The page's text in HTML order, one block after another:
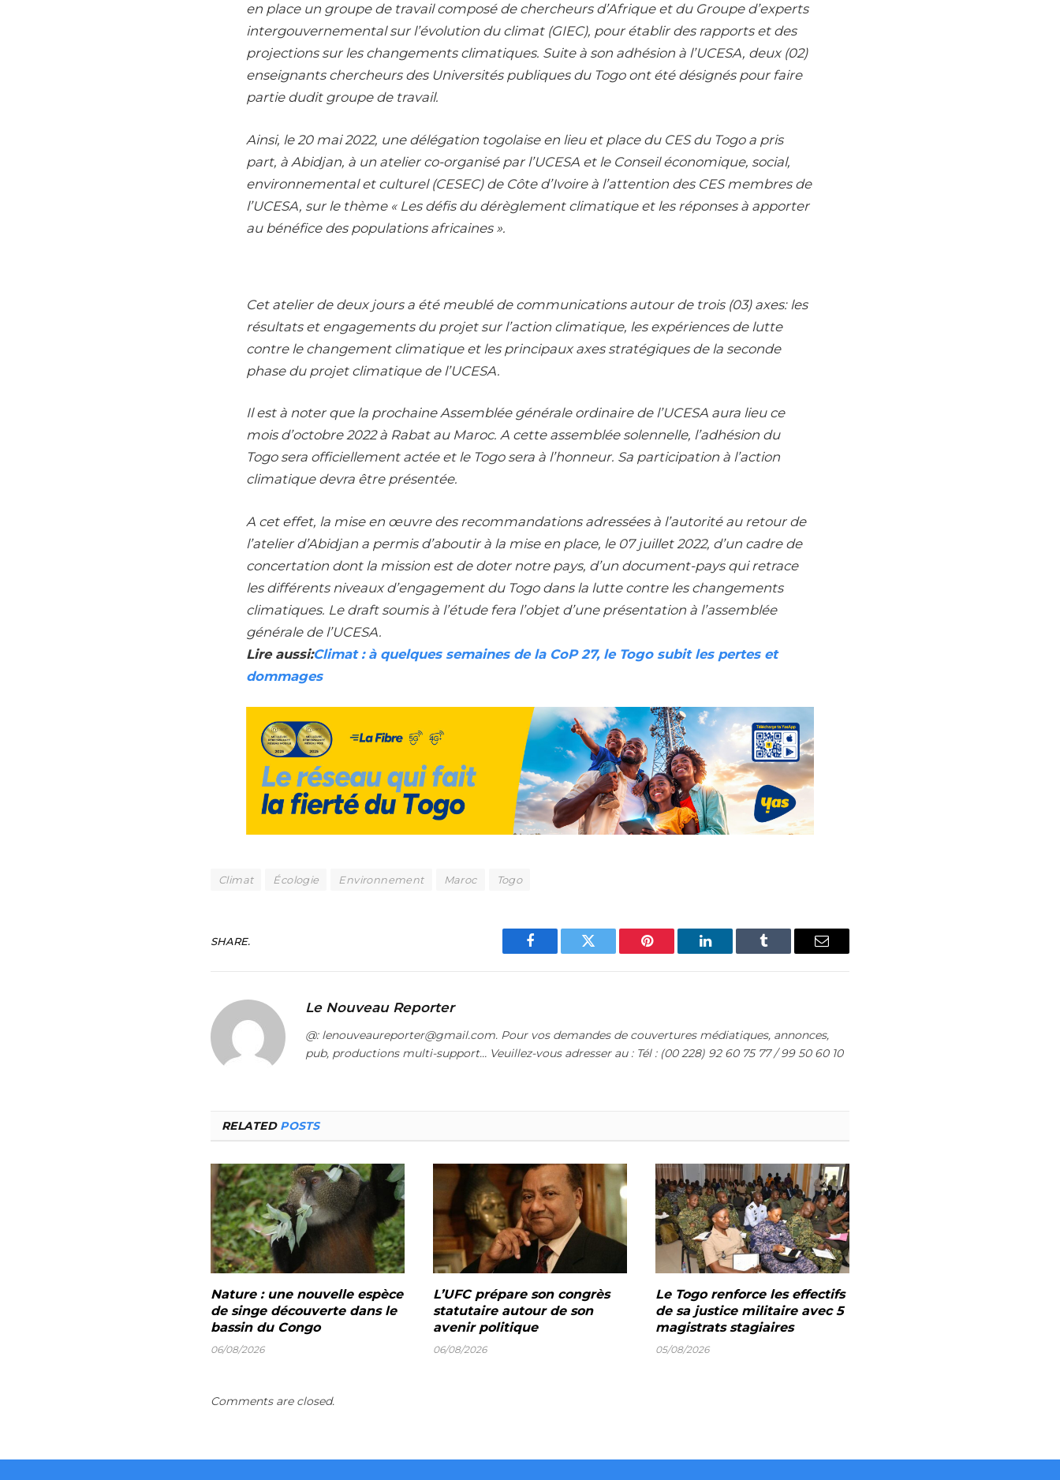
en place un groupe de travail composé de chercheurs d’Afrique et du Groupe d’experts
intergouvernemental sur l’évolution du climat (GIEC), pour établir des rapports et des
projections sur les changements climatiques. Suite à son adhésion à l’UCESA, deux (02)
enseignants chercheurs des Universités publiques du Togo ont été désignés pour faire
partie dudit groupe de travail.
Ainsi, le 20 mai 2022, une délégation togolaise en lieu et place du CES du Togo a pris
part, à Abidjan, à un atelier co-organisé par l’UCESA et le Conseil économique, social,
environnemental et culturel (CESEC) de Côte d’Ivoire à l’attention des CES membres de
l’UCESA, sur le thème « Les défis du dérèglement climatique et les réponses à apporter
au bénéfice des populations africaines ».
Cet atelier de deux jours a été meublé de communications autour de trois (03) axes: les
résultats et engagements du projet sur l’action climatique, les expériences de lutte
contre le changement climatique et les principaux axes stratégiques de la seconde
phase du projet climatique de l’UCESA.
Il est à noter que la prochaine Assemblée générale ordinaire de l’UCESA aura lieu ce
mois d’octobre 2022 à Rabat au Maroc. A cette assemblée solennelle, l’adhésion du
Togo sera officiellement actée et le Togo sera à l’honneur. Sa participation à l’action
climatique devra être présentée.
A cet effet, la mise en œuvre des recommandations adressées à l’autorité au retour de
l’atelier d’Abidjan a permis d’aboutir à la mise en place, le 07 juillet 2022, d’un cadre de
concertation dont la mission est de doter notre pays, d’un document-pays qui retrace
les différents niveaux d’engagement du Togo dans la lutte contre les changements
climatiques. Le draft soumis à l’étude fera l’objet d’une présentation à l’assemblée
générale de l’UCESA.
Lire aussi:Climat : à quelques semaines de la CoP 27, le Togo subit les pertes et
dommages
Climat Écologie Environnement Maroc Togo
SHARE.
Facebook Twitter Pinterest LinkedIn Tumblr Email
Le Nouveau Reporter
@: lenouveaureporter@gmail.com. Pour vos demandes de couvertures médiatiques, annonces,
pub, productions multi-support… Veuillez-vous adresser au : Tél : (00 228) 92 60 75 77 / 99 50 60 10
RELATED POSTS
Nature : une nouvelle espèce
de singe découverte dans le
bassin du Congo
06/08/2026
L’UFC prépare son congrès
statutaire autour de son
avenir politique
06/08/2026
Le Togo renforce les effectifs
de sa justice militaire avec 5
magistrats stagiaires
05/08/2026
Comments are closed.